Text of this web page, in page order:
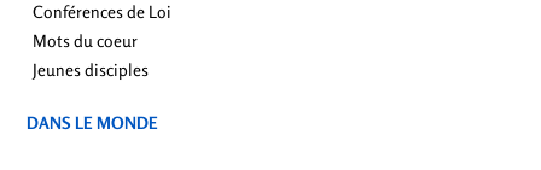
Conférences de Loi
Mots du coeur
Jeunes disciples
DANS LE MONDE